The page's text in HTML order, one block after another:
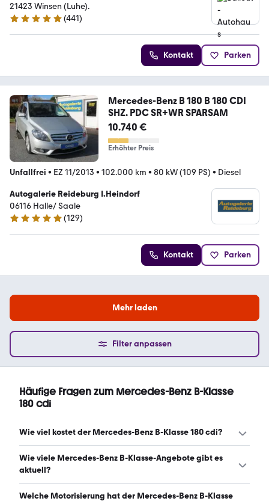
21423 Winsen (Luhe).
4.9 Sterne
(441)
Kontakt Parken
Mercedes-Benz B 180 B 180 CDI
SHZ. PDC SR+WR SPARSAM
10.740 €
Erhöhter Preis
Unfallfrei • EZ 11/2013 • 102.000 km • 80 kW (109 PS) • Diesel
Autogalerie Reideburg I.Heindorf
06116 Halle/ Saale
4.8 Sterne
(129)
Kontakt Parken
Mehr laden
Filter anpassen
Häufige Fragen zum Mercedes-Benz B-Klasse
180 cdi
Wie viel kostet der Mercedes-Benz B-Klasse 180 cdi?
Ein guter Preis für einen Mercedes-Benz B-Klasse 180 cdi
liegt zwischen 3.600 € und 8.999 €. (Stand: 9.8.2026)
Wie viele Mercedes-Benz B-Klasse-Angebote gibt es
aktuell?
Es gibt insgesamt 929 Mercedes-Benz B-Klasse bei
Welche Motorisierung hat der Mercedes-Benz B-Klasse